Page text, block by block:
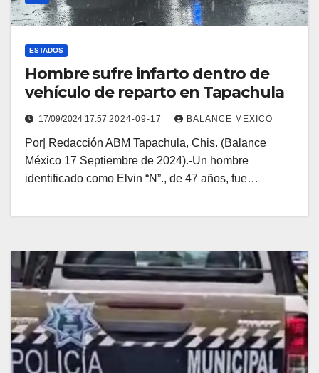
ESTADOS
Hombre sufre infarto dentro de
vehículo de reparto en Tapachula
17/09/2024 17:57 2024-09-17 BALANCE MEXICO
Por| Redacción ABM Tapachula, Chis. (Balance
México 17 Septiembre de 2024).-Un hombre
identificado como Elvin “N”., de 47 años, fue…